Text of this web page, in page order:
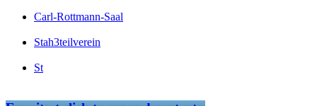
Carl-Rottmann-Saal
Stah3teilverein
St